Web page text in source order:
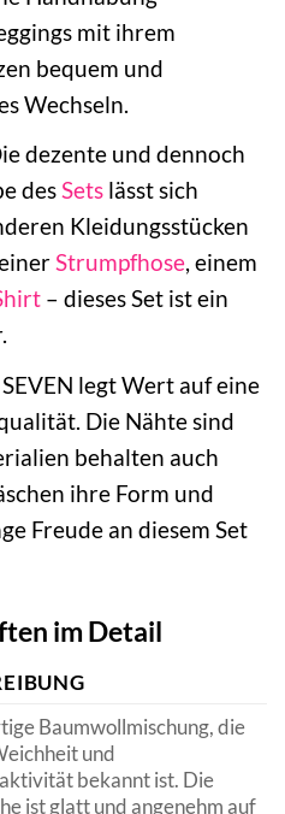
mit ihrem
bequem und
Wechseln.
dezente und dennoch
desSetslässt sich
Kleidungsstücken
Strumpfhose, einem
– dieses Set ist ein
SEVEN legt Wert auf eine
Die Nähte sind
behalten auch
ihre Form und
Freude an diesem Set
im Detail
Baumwollmischung, die
und
bekannt ist. Die
ist glatt und angenehm auf